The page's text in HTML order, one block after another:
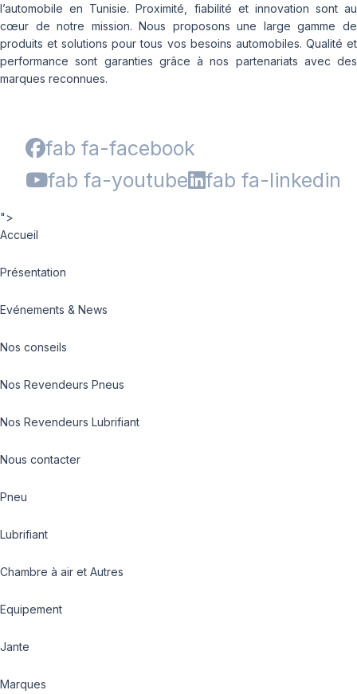
l’automobile en Tunisie. Proximité, fiabilité et innovation sont au
cœur de notre mission. Nous proposons une large gamme de
produits et solutions pour tous vos besoins automobiles. Qualité et
performance sont garanties grâce à nos partenariats avec des
marques reconnues.
fab fa-facebook
fab fa-youtube
fab fa-linkedin
">
Accueil
Présentation
Evénements & News
Nos conseils
Nos Revendeurs Pneus
Nos Revendeurs Lubrifiant
Nous contacter
Pneu
Lubrifiant
Chambre à air et Autres
Equipement
Jante
Marques